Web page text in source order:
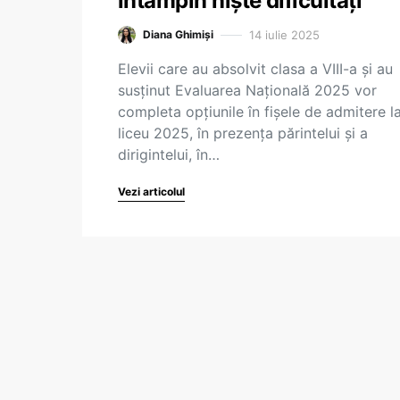
Diana Ghimiși 14 iulie 2025
Elevii care au absolvit clasa a VIII-a și au
susținut Evaluarea Națională 2025 vor
completa opțiunile în fișele de admitere
liceu 2025, în prezența părintelui și a
dirigintelui, în…
Vezi articolul